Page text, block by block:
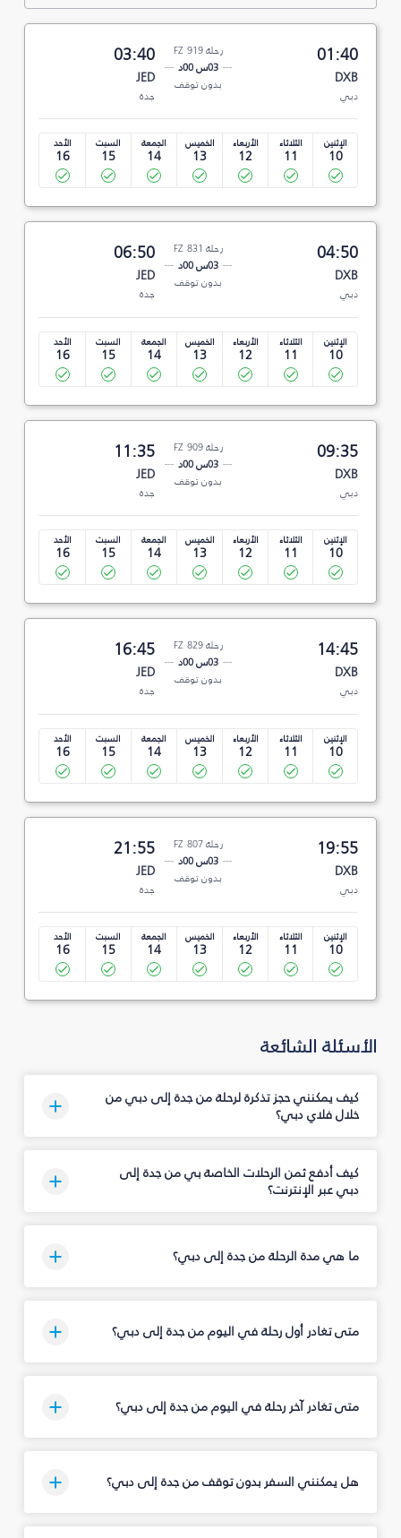
01:40
DXB
دبي
رحلة FZ 919
03س 00د
بدون توقف
03:40
JED
جدة
الإثنين
10
الثلاثاء
11
الأربعاء
12
الخميس
13
الجمعة
14
السبت
15
الأحد
16
04:50
DXB
دبي
رحلة FZ 831
03س 00د
بدون توقف
06:50
JED
جدة
الإثنين
10
الثلاثاء
11
الأربعاء
12
الخميس
13
الجمعة
14
السبت
15
الأحد
16
09:35
DXB
دبي
رحلة FZ 909
03س 00د
بدون توقف
11:35
JED
جدة
الإثنين
10
الثلاثاء
11
الأربعاء
12
الخميس
13
الجمعة
14
السبت
15
الأحد
16
14:45
DXB
دبي
رحلة FZ 829
03س 00د
بدون توقف
16:45
JED
جدة
الإثنين
10
الثلاثاء
11
الأربعاء
12
الخميس
13
الجمعة
14
السبت
15
الأحد
16
19:55
DXB
دبي
رحلة FZ 807
03س 00د
بدون توقف
21:55
JED
جدة
الإثنين
10
الثلاثاء
11
الأربعاء
12
الخميس
13
الجمعة
14
السبت
15
الأحد
16
الأسئلة الشائعة
كيف يمكنني حجز تذكرة لرحلة من جدة إلى دبي من
خلال فلاي دبي؟
كيف أدفع ثمن الرحلات الخاصة بي من جدة إلى
دبي عبر الإنترنت؟
ما هي مدة الرحلة من جدة إلى دبي؟
متى تغادر أول رحلة في اليوم من جدة إلى دبي؟
متى تغادر آخر رحلة في اليوم من جدة إلى دبي؟
هل يمكنني السفر بدون توقف من جدة إلى دبي؟